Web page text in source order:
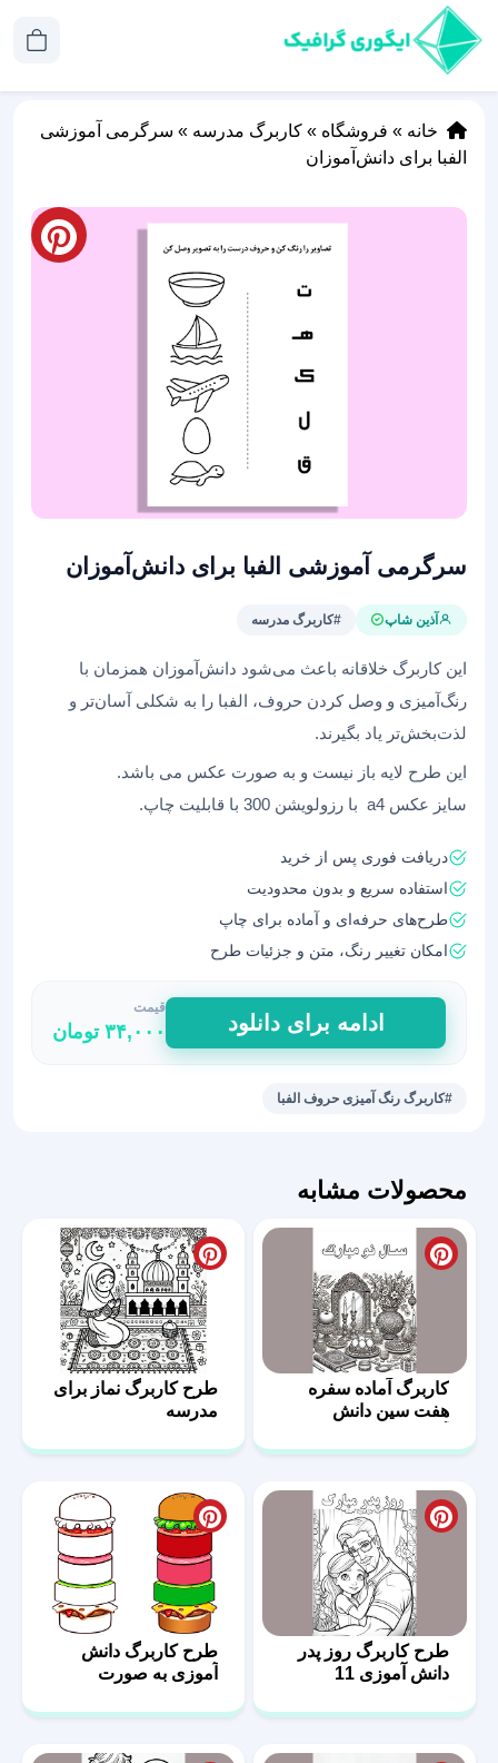
خانه » فروشگاه » کاربرگ مدرسه » سرگرمی آموزشی
الفبا برای دانش‌آموزان
سرگرمی آموزشی الفبا برای دانش‌آموزان
آذین شاپ #کاربرگ مدرسه
این کاربرگ خلاقانه باعث می‌شود دانش‌آموزان همزمان با
رنگ‌آمیزی و وصل کردن حروف، الفبا را به شکلی آسان‌تر و
لذت‌بخش‌تر یاد بگیرند.
این طرح لایه باز نیست و به صورت عکس می باشد.
سایز عکس a4 با رزولویشن 300 با قابلیت چاپ.
دریافت فوری پس از خرید
استفاده سریع و بدون محدودیت
طرح‌های حرفه‌ای و آماده برای چاپ
امکان تغییر رنگ، متن و جزئیات طرح
سرگرمی
آموزشی
الفبا
برای
ادامه برای دانلود
قیمت
۳۴,۰۰۰ تومان
#کاربرگ رنگ آمیزی حروف الفبا
محصولات مشابه
کاربرگ آماده سفره
هفت سین دانش
طرح کاربرگ نماز برای
مدرسه
طرح کاربرگ روز پدر
دانش آموزی 11
طرح کاربرگ دانش
آموزی به صورت